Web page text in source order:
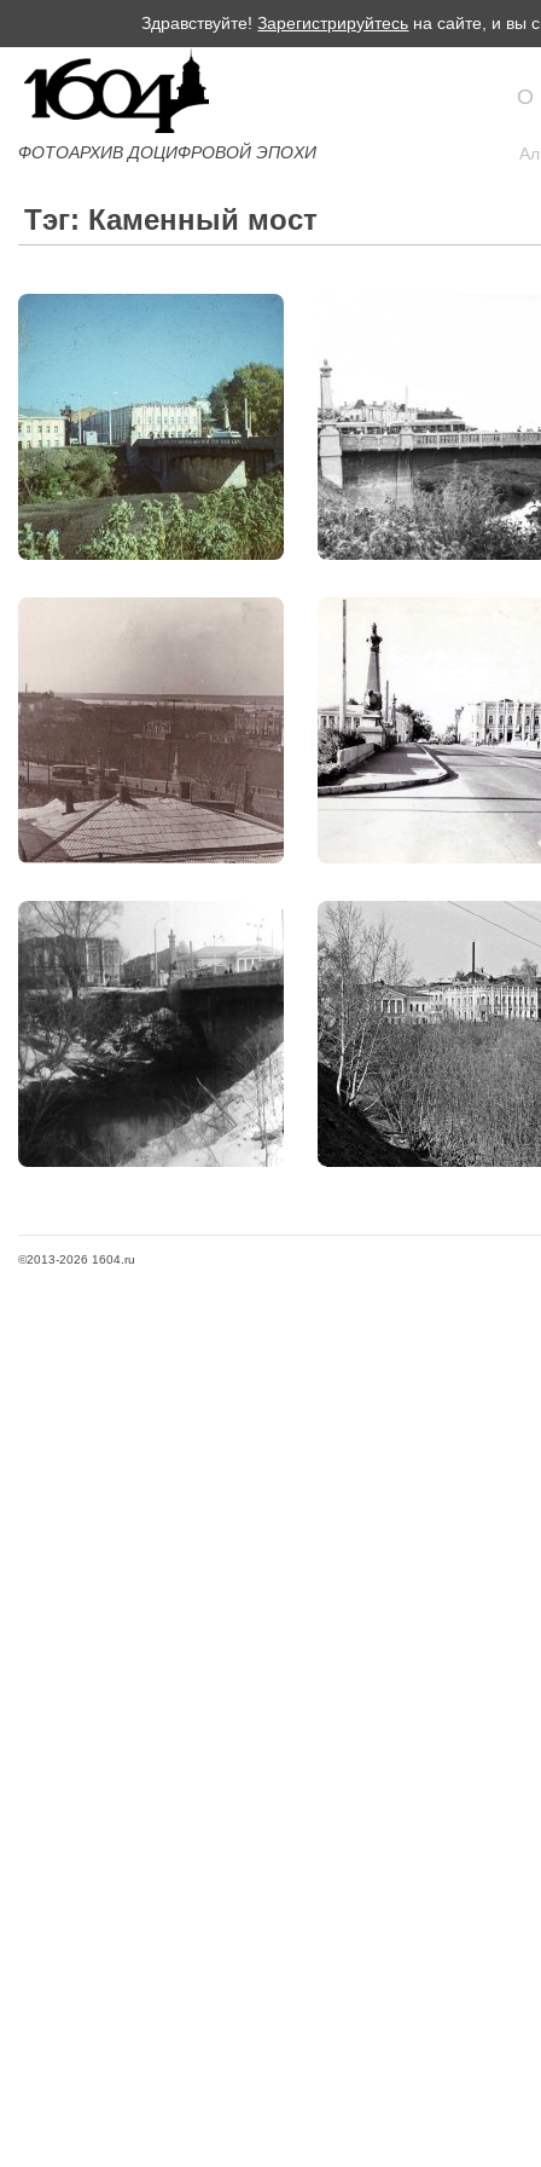
Здравствуйте!Зарегистрируйтесь на сайте, и вы
ФОТОАРХИВ ДОЦИФРОВОЙ ЭПОХИ
О
Тэг: Каменный мост
©2013-2026 1604.ru